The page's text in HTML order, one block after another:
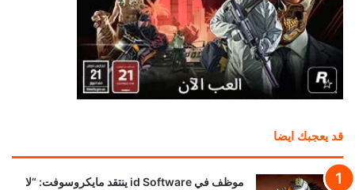
قد يعجبك ايضا
موظف في id Software ينتقد مايكروسوفت: “لا